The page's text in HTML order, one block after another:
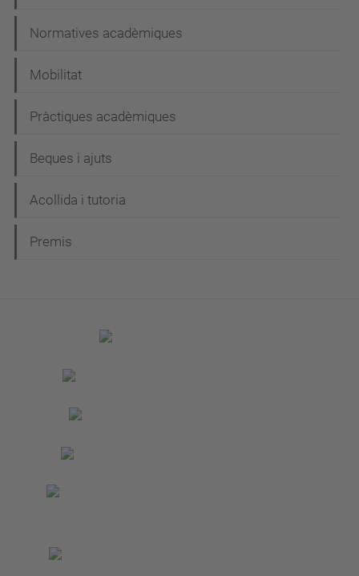
Normatives acadèmiques
Mobilitat
Pràctiques acadèmiques
Beques i ajuts
Acollida i tutoria
Premis